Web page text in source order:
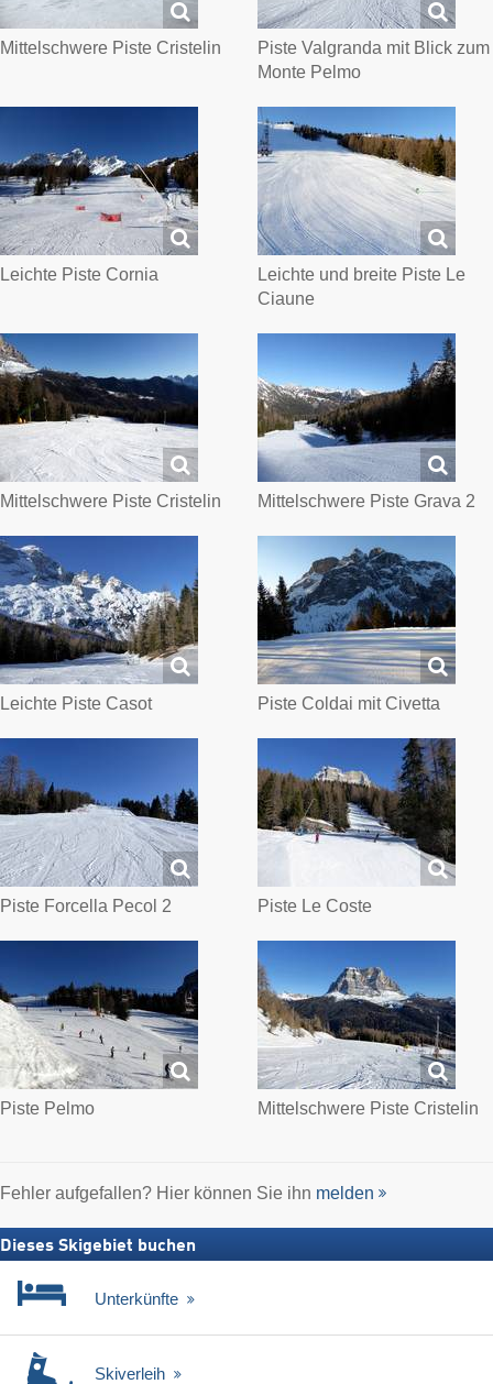
Mittelschwere Piste Cristelin
Piste Valgranda mit Blick zum
Monte Pelmo
Leichte Piste Cornia
Leichte und breite Piste Le
Ciaune
Mittelschwere Piste Cristelin Mittelschwere Piste Grava 2
Leichte Piste Casot Piste Coldai mit Civetta
Piste Forcella Pecol 2 Piste Le Coste
Piste Pelmo Mittelschwere Piste Cristelin
Fehler aufgefallen? Hier können Sie ihn melden
Dieses Skigebiet buchen
Unterkünfte
Skiverleih